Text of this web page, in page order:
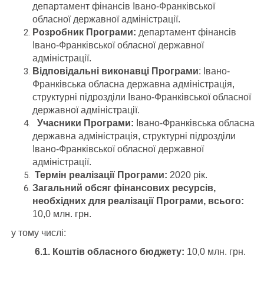
департамент фінансів Івано-Франківської
обласної державної адміністрації.
Розробник Програми: департамент фінансів
Івано-Франківської обласної державної
адміністрації.
Відповідальні виконавці Програми: Івано-
Франківська обласна державна адміністрація,
структурні підрозділи Івано-Франківської обласної
державної адміністрації.
Учасники Програми: Івано-Франківська обласна
державна адміністрація, структурні підрозділи
Івано-Франківської обласної державної
адміністрації.
Термін реалізації Програми: 2020 рік.
Загальний обсяг фінансових ресурсів,
необхідних для реалізації Програми, всього:
10,0 млн. грн.
у тому числі:
6.1. Коштів обласного бюджету: 10,0 млн. грн.